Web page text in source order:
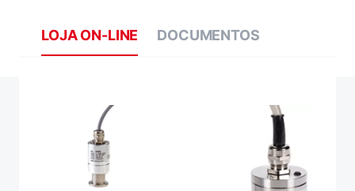
LOJA ON-LINE DOCUMENTOS